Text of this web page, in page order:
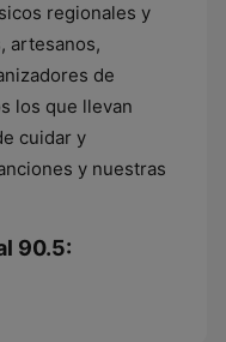
regionales y
artesanos,
de
los que llevan
cuidar y
y nuestras
90.5: